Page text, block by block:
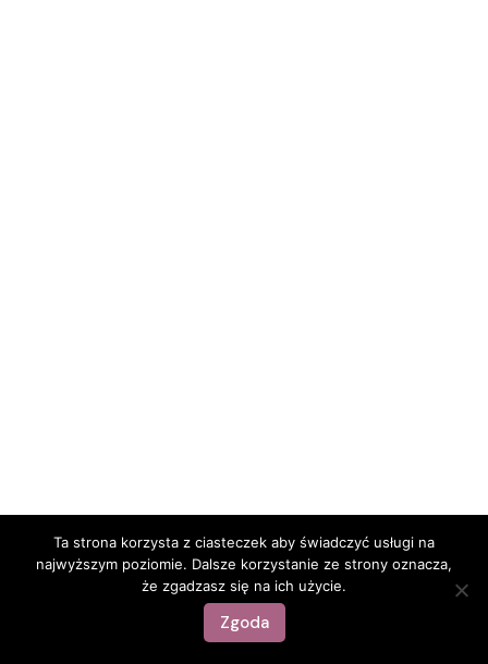
Ta strona korzysta z ciasteczek aby świadczyć usługi na
najwyższym poziomie. Dalsze korzystanie ze strony oznacza,
że zgadzasz się na ich użycie.
Zgoda